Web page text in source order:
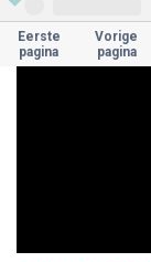
Eerste
pagina
Vorige
pagina